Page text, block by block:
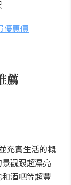
優惠價
薦
充實生活的概
觀跟超漂亮
酒吧等超豐